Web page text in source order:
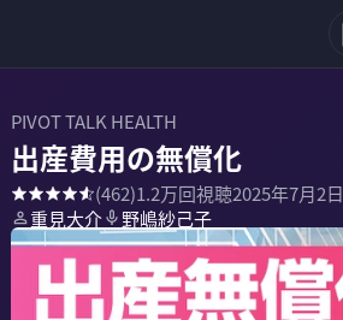
PIVOT TALK HEALTH
出産費用の無償化
(462)1.2万回視聴2025年7月2日
重見大介
野嶋紗己子